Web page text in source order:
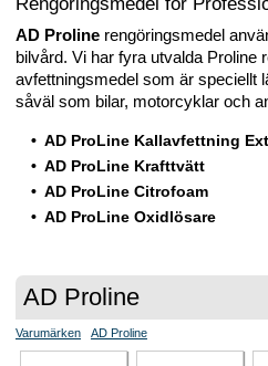
AD Proline rengöringsmedel
bilvård. Vi har fyra utvalda Proline
avfettningsmedel som är speciellt
såväl som bilar, motorcyklar och
AD ProLine Kallavfettning
AD ProLine Krafttvätt
AD ProLine Citrofoam
AD ProLine Oxidlösare
AD Proline
Varumärken AD Proline